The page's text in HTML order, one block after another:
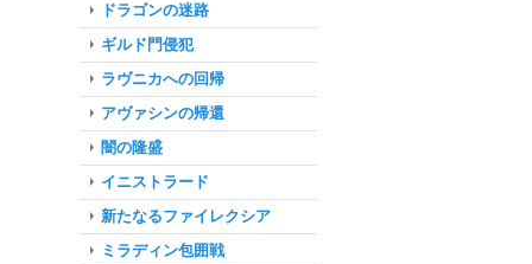
ドラゴンの迷路
ギルド門侵犯
ラヴニカへの回帰
アヴァシンの帰還
闇の隆盛
イニストラード
新たなるファイレクシア
ミラディン包囲戦